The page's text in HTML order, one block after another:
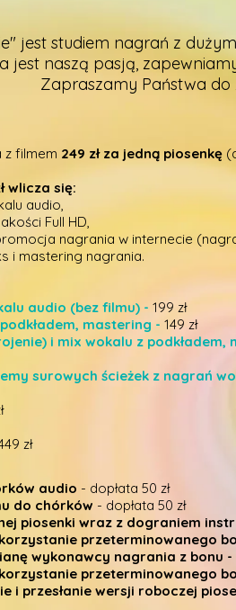
jest studiem nagrań z
jest naszą pasją,
Zapraszamy Państwa do
z filmem 249 zł za jedną piosenkę
wlicza się:
audio,
Full HD,
nagrania w internecie
i mastering nagrania.
audio (bez filmu) - 199 zł
mastering - 149 zł
i mix wokalu z podkładem,
surowych ścieżek z nagrań
zł
audio - dopłata 50 zł
do chórków - dopłata 50 zł
piosenki wraz z dograniem
przeterminowanego
wykonawcy nagrania z bonu -
przeterminowanego
i przesłanie wersji roboczej